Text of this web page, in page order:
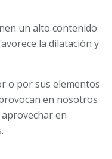
un alto contenido
la dilatación y
o por sus elementos
en nosotros
en